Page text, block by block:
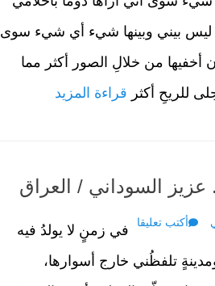
ليس بيني وبينها شيء أي شيء سوى
أخفيها من خلالِ الصور أكثر مما
للريحِ أكثر قراءة المزيد
السوداني / العراق
أكتب تعليقا
في زمنٍ لا يولدُ فيه
تلفظُني خارج أسوارها،